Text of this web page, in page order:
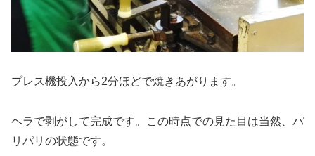
プレス機投入から2分ほどで焼きあがり ます。
ヘラで剥がして完成です。この時点での見た目は当然、パ
リパリの状態です。